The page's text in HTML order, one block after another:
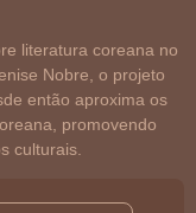
literatura coreana no
Nobre, o projeto
então aproxima os
promovendo
culturais.